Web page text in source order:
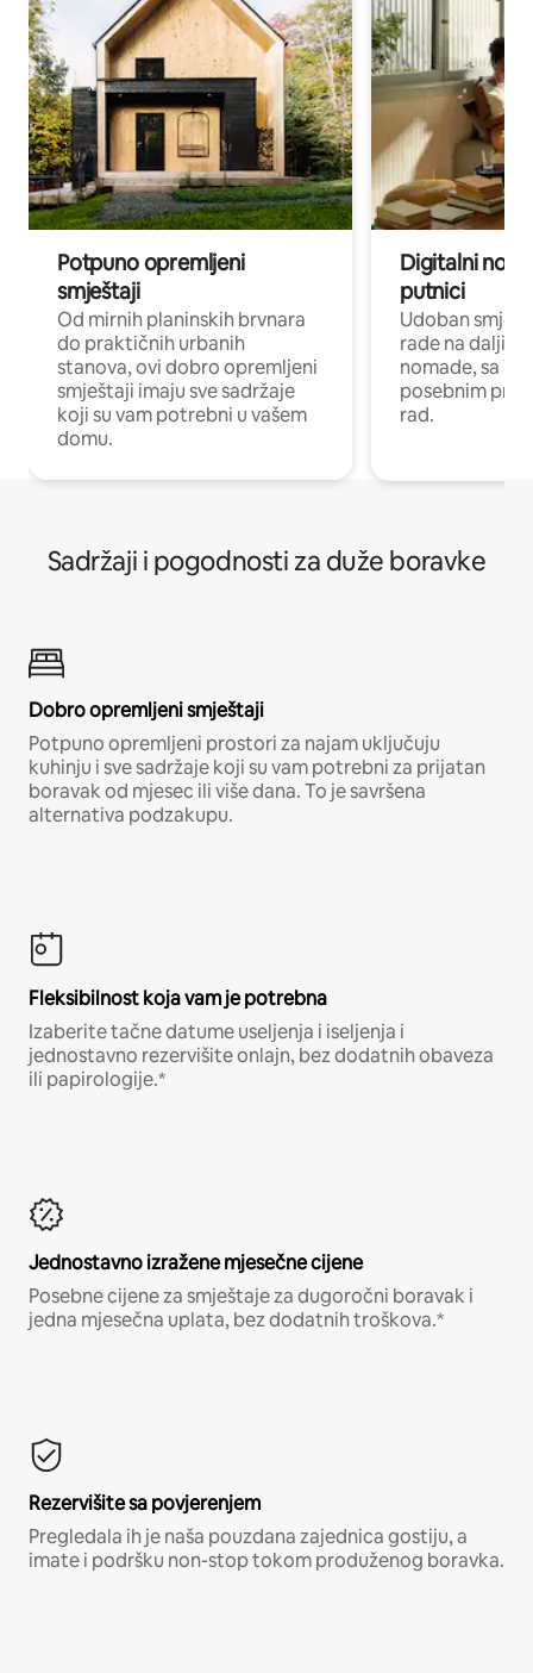
Potpuno opremljeni
smještaji
Od mirnih planinskih brvnara
do praktičnih urbanih
stanova, ovi dobro opremljeni
smještaji imaju sve sadržaje
koji su vam potrebni u vašem
domu.
Digitalni
putnici
Udoban
rade na
nomade, sa
posebnim
rad.
Sadržaji i pogodnosti za duže boravke
Dobro opremljeni smještaji
Potpuno opremljeni prostori za najam uključuju
kuhinju i sve sadržaje koji su vam potrebni za prijatan
boravak od mjesec ili više dana. To je savršena
alternativa podzakupu.
Fleksibilnost koja vam je potrebna
Izaberite tačne datume useljenja i iseljenja i
jednostavno rezervišite onlajn, bez dodatnih obaveza
ili papirologije.*
Jednostavno izražene mjesečne cijene
Posebne cijene za smještaje za dugoročni boravak i
jedna mjesečna uplata, bez dodatnih troškova.*
Rezervišite sa povjerenjem
Pregledala ih je naša pouzdana zajednica gostiju, a
imate i podršku non-stop tokom produženog boravka.